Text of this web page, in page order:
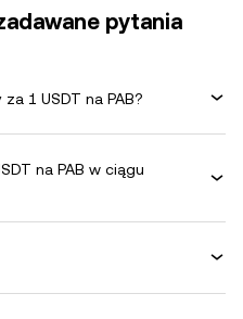
pytania
1 USDT na PAB?
na PAB w ciągu